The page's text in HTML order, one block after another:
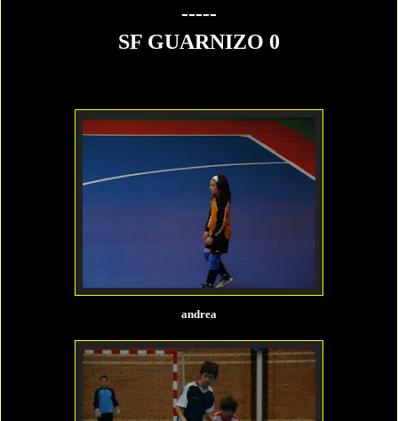
-----
SF GUARNIZO 0
andrea